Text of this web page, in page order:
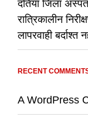
दतिया जिला
रात्रिकालीन
लापरवाही
RECENT
A WordPress